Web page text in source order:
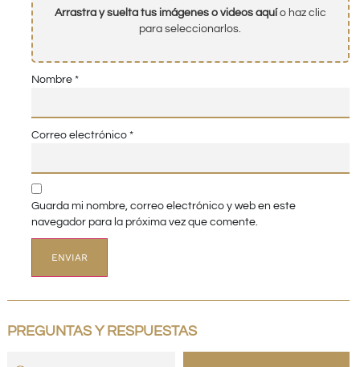
Arrastra y suelta tus imágenes o videos aquío haz clic
para seleccionarlos.
Nombre *
Correo electrónico *
Guarda mi nombre, correo electrónico y web en este
navegador para la próxima vez que comente.
PREGUNTAS Y RESPUESTAS